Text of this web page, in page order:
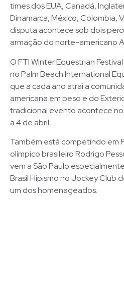
times dos EUA, Canadá,
Dinamarca, México, Colombia,
disputa acontece sob dois
armação do norte-americano
O FTI Winter Equestrian
no Palm Beach International
que a cada ano atrai a
americana em peso e do
tradicional evento acontece
a 4 de abril.
Também está competindo em
olímpico brasileiro Rodrigo
vem a São Paulo
Brasil Hipismo no Jockey Club
um dos homenageados.